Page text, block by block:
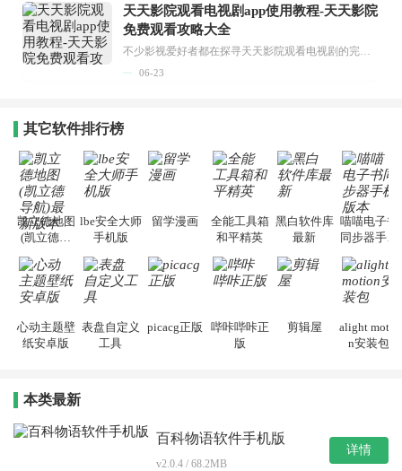
天天影院观看电视剧app使用教程-天天影院
免费观看攻略大全
不少影视爱好者都在探寻天天影院观看电视剧的完整方法，结合最新平台使用规则，本篇新手入门攻略全面讲解观看渠道、检索流程、播放设置以及画面模式调整等实用内容。全文适配手机、电脑等主流设备，步骤简洁易懂，无论是初次使用的新手，还是想要优化观影体验的用户，都能参照内容快速上手，熟练掌握平台各项操作技巧，轻松畅享影视内容。...
06-23
其它软件排行榜
凯立德地图
(凯立德导
lbe安全大师
手机版
留学漫画
全能工具箱
和平精英
黑白软件库
最新
喵喵电子书
同步器手机
心动主题壁
纸安卓版
表盘自定义
工具
picacg正版
哔咔哔咔正
版
剪辑屋
alight motio
n安装包
本类最新
百科物语软件手机版
v2.0.4 / 68.2MB
详情